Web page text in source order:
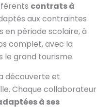
contrats à
aux contraintes
en période scolaire, à
complet, avec la
le grand tourisme.
découverte et
Chaque collaborateur
à ses